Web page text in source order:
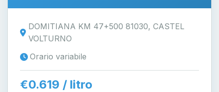
DOMITIANA KM 47+500 81030, CASTEL
VOLTURNO
Orario variabile
€0.619 / litro